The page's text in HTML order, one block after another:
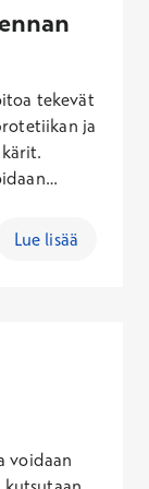
tekevät
ja
Lue lisää
voidaan